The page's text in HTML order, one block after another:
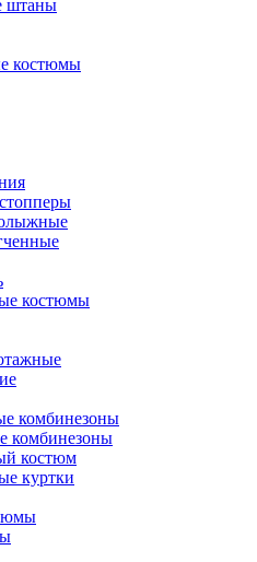
штаны
костюмы
костюмы
комбинезоны
комбинезоны
костюм
куртки